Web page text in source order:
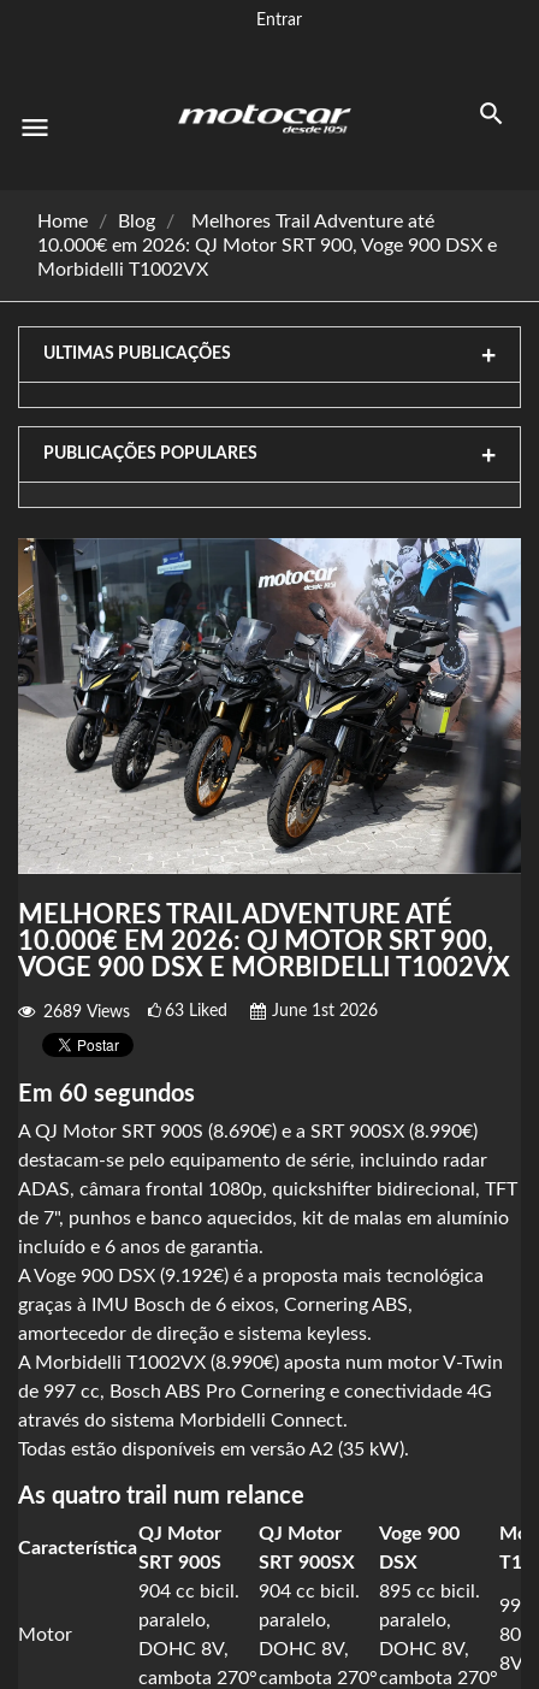
Entrar
menu
Home Blog
Melhores Trail Adventure até
10.000€ em 2026: QJ Motor SRT 900, Voge 900 DSX e
Morbidelli T1002VX
ULTIMAS PUBLICAÇÕES
PUBLICAÇÕES POPULARES
MELHORES TRAIL ADVENTURE ATÉ
10.000€ EM 2026: QJ MOTOR SRT 900,
VOGE 900 DSX E MORBIDELLI T1002VX
2689 Views 63 Liked June 1st 2026
Em 60 segundos
A QJ Motor SRT 900S (8.690€) e a SRT 900SX (8.990€)
destacam-se pelo equipamento de série, incluindo radar
ADAS, câmara frontal 1080p, quickshifter bidirecional, TFT
de 7", punhos e banco aquecidos, kit de malas em alumínio
incluído e 6 anos de garantia.
A Voge 900 DSX (9.192€) é a proposta mais tecnológica
graças à IMU Bosch de 6 eixos, Cornering ABS,
amortecedor de direção e sistema keyless.
A Morbidelli T1002VX (8.990€) aposta num motor V-Twin
de 997 cc, Bosch ABS Pro Cornering e conectividade 4G
através do sistema Morbidelli Connect.
Todas estão disponíveis em versão A2 (35 kW).
As quatro trail num relance
Característica
QJ Motor
SRT 900S
QJ Motor
SRT 900SX
Voge 900
DSX
Motor
904 cc bicil.
paralelo,
DOHC 8V,
cambota 270°
904 cc bicil.
paralelo,
DOHC 8V,
cambota 270°
895 cc bicil.
paralelo,
DOHC 8V,
cambota 270°
997
80°,
8V